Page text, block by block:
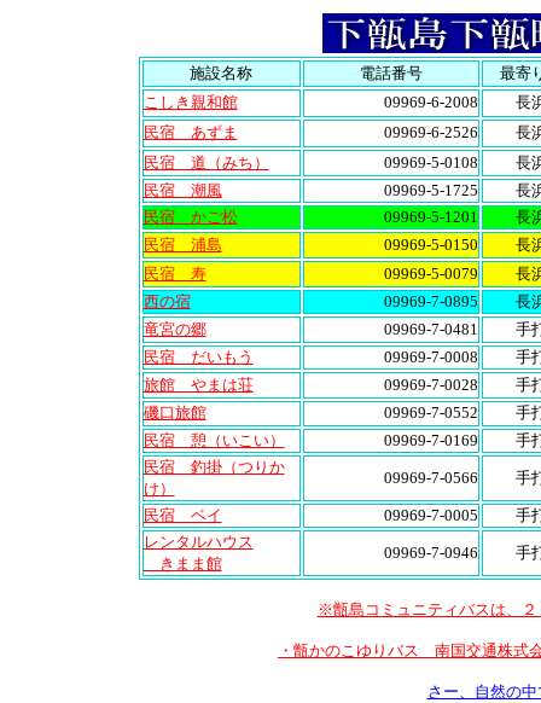
施設名称 電話番号
最寄
こしき親和館
09969-6-2008
長
民宿 あずま
09969-6-2526
長
民宿 道（みち）
09969-5-0108
長
民宿 潮風
09969-5-1725
長
民宿 かご松
09969-5-1201
長
民宿 浦島
09969-5-0150
長
民宿 寿
09969-5-0079
長
西の宿
09969-7-0895
長
竜宮の郷
09969-7-0481
手
民宿 だいもう
09969-7-0008
手
旅館 やまは荘
09969-7-0028
手
磯口旅館
09969-7-0552
手
民宿 憩（いこい）
09969-7-0169
手
民宿 釣掛（つりか
け）
09969-7-0566 手
民宿 ベイ 09969-7-0005
手
レンタルハウス
きまま館
09969-7-0946 手
※甑島コミュニティバスは、
・甑かのこゆりバス 南国交通株
さー、自然の